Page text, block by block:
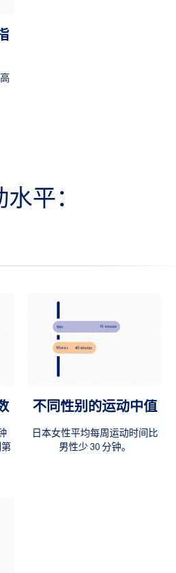
水平：
第
不同性别的运动中值
日本女性平均每周运动时间比
男性少 30 分钟。